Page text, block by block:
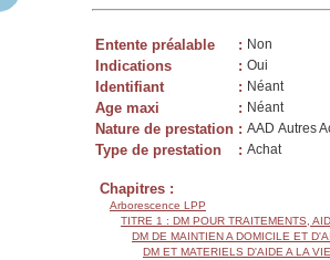
Entente préalable : Non
Indications : Oui
Identifiant : Néant
Age maxi : Néant
Nature de prestation : AAD Autres
Type de prestation : Achat
Chapitres :
Arborescence LPP
TITRE 1 : DM POUR TRAITEMENTS,
DM DE MAINTIEN A DOMICILE ET
DM ET MATERIELS D'AIDE A LA VIE